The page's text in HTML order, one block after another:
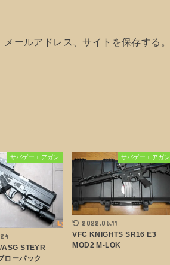
ールアドレス、サイトを保存する。
サバゲーエアガン
STEYR
ローバック
サバゲーエアガン
2022.06.11
VFC KNIGHTS SR16 E3
MOD2 M-LOK